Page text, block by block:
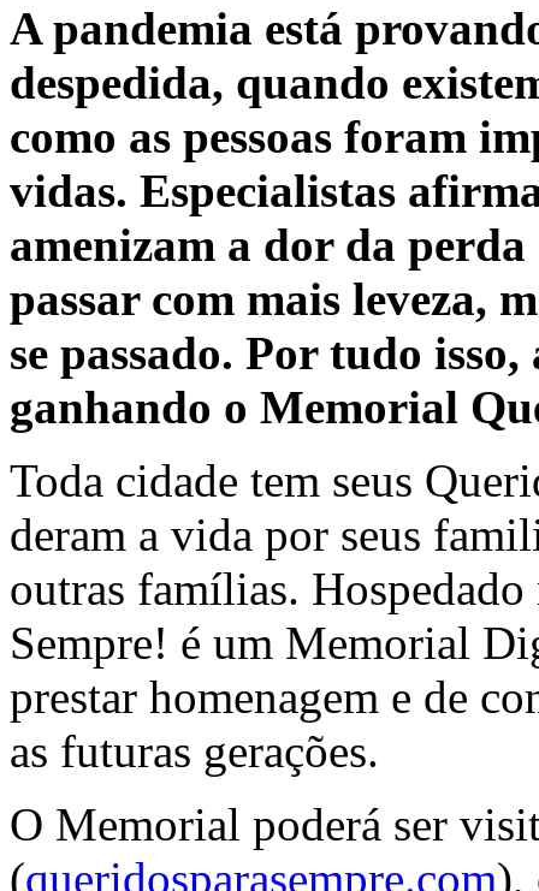
A pandemia está
despedida, quando
como as pessoas foram
vidas. Especialistas
amenizam a dor da
passar com mais leveza,
se passado. Por tudo
ganhando o Memorial
Toda cidade tem seus
deram a vida por seus
outras famílias.
Sempre! é um Memorial
prestar homenagem e de
as futuras gerações.
O Memorial poderá ser
(queridosparasempre.com),